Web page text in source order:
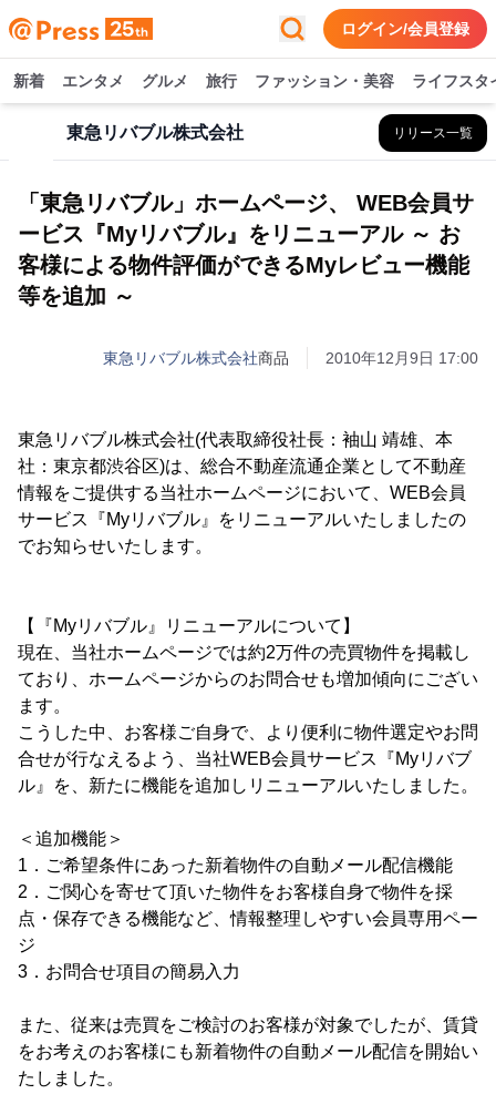
ログイン/会員登録
新着 エンタメ グルメ 旅行 ファッション・美容 ライフスタ
東急リバブル株式会社 リリース一覧
「東急リバブル」ホームページ、 WEB会員サ
ービス『Myリバブル』をリニューアル ～ お
客様による物件評価ができるMyレビュー機能
等を追加 ～
東急リバブル株式会社商品 2010年12月9日 17:00
東急リバブル株式会社(代表取締役社長：袖山 靖雄、本
社：東京都渋谷区)は、総合不動産流通企業として不動産
情報をご提供する当社ホームページにおいて、WEB会員
サービス『Myリバブル』をリニューアルいたしましたの
でお知らせいたします。
【『Myリバブル』リニューアルについて】
現在、当社ホームページでは約2万件の売買物件を掲載し
ており、ホームページからのお問合せも増加傾向にござい
ます。
こうした中、お客様ご自身で、より便利に物件選定やお問
合せが行なえるよう、当社WEB会員サービス『Myリバブ
ル』を、新たに機能を追加しリニューアルいたしました。
＜追加機能＞
1．ご希望条件にあった新着物件の自動メール配信機能
2．ご関心を寄せて頂いた物件をお客様自身で物件を採
点・保存できる機能など、情報整理しやすい会員専用ペー
ジ
3．お問合せ項目の簡易入力
また、従来は売買をご検討のお客様が対象でしたが、賃貸
をお考えのお客様にも新着物件の自動メール配信を開始い
たしました。